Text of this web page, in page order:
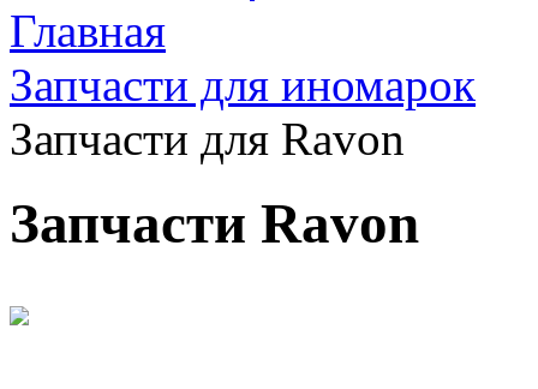
Главная
Запчасти для иномарок
Запчасти для Ravon
Запчасти Ravon